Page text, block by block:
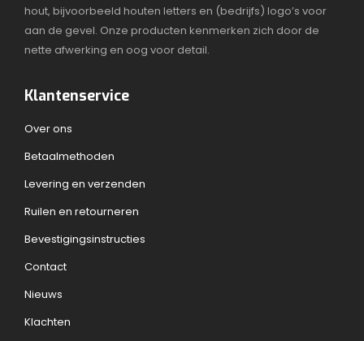
hout, bijvoorbeeld houten letters en (bedrijfs) logo’s voor
aan de gevel. Onze producten kenmerken zich door de
nette afwerking en oog voor detail.
Klantenservice
Over ons
Betaalmethoden
Levering en verzenden
Ruilen en retourneren
Bevestigingsinstructies
Contact
Nieuws
Klachten